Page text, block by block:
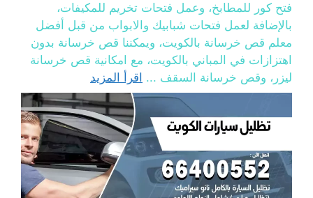
فتح كور للمطابخ، وعمل فتحات تخريم للمكيفات،
بالإضافة لعمل فتحات شبابيك والابواب من قبل أفضل
معلم قص خرسانة بالكويت، ويمكننا قص خرسانة بدون
اهتزازات في المباني بالكويت، مع امكانية قص خرسانة
ليزر، وقص خرسانة السقف ... اقرأ المزيد